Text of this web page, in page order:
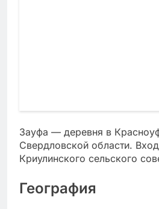
Зауфа — деревня в
Свердловской области.
Криулинского сельского
География